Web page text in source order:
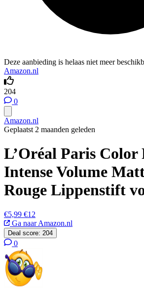
Deze aanbieding is helaas niet meer
Amazon.nl
204
0
Amazon.nl
Geplaatst 2 maanden geleden
L’Oréal Paris Color
Intense Volume
Rouge Lippenstift
€5,99 €12
Ga naar Amazon.nl
Deal score: 204
0